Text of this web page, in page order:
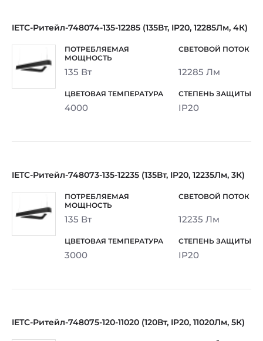
IETC-Ритейл-748074-135-12285 (135Вт, IP20, 12285Лм, 4К)
135 Вт 12285 Лм
4000 IP20
IETC-Ритейл-748073-135-12235 (135Вт, IP20, 12235Лм, 3К)
135 Вт 12235 Лм
3000 IP20
IETC-Ритейл-748075-120-11020 (120Вт, IP20, 11020Лм, 5К)